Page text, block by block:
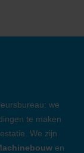
we
te maken
We zijn
en